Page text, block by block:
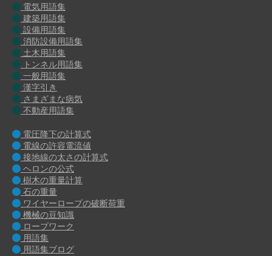
電気用語集
建築用語集
設備用語集
消防設備用語集
土木用語集
トンネル用語集
一般用語集
漢字引き
さまざまな病気
不動産用語集
電圧降下の計算式
電線の許容電流値
接地線の太さの計算式
ヘロンの公式
樹木の重量計算
石の重量
ワイヤーロープの破断荷重
機械の豆知識
ロープワーク
用語集
用語集ブログ